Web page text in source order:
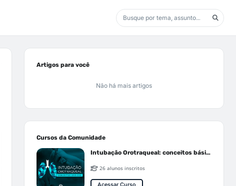
Artigos para você
Não há mais artigos
Cursos da Comunidade
Intubação Orotraqueal: conceitos básicos
26 alunos inscritos
Acessar Curso